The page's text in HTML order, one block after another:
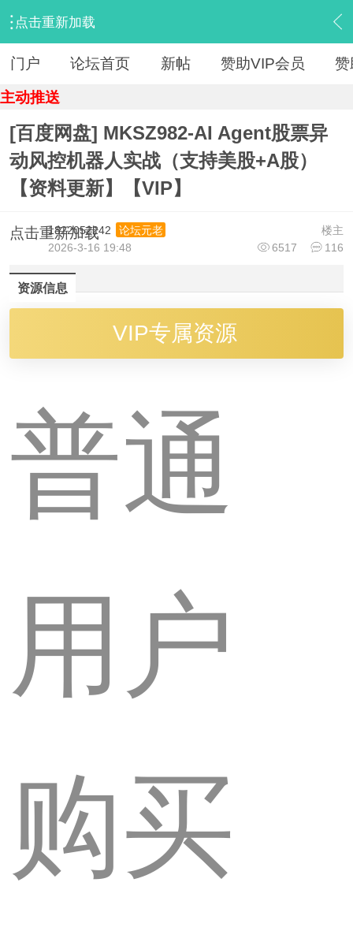
点击重新加载
› 【 资源区 】 › 『IT教程新版』 › 内容
门户 论坛首页 新帖 赞助VIP会员 赞
主动推送
[百度网盘] MKSZ982-AI Agent股票异
动风控机器人实战（支持美股+A股）
【资料更新】【VIP】
点击重新加载 楼主
1822052242
论坛元老
6517
116
2026-3-16 19:48
资源信息
VIP专属资源
普通
用户
购买